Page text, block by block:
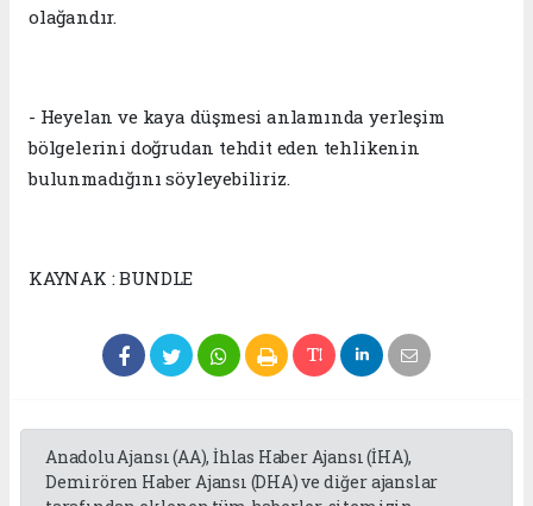
olağandır.
- Heyelan ve kaya düşmesi anlamında yerleşim
bölgelerini doğrudan tehdit eden tehlikenin
bulunmadığını söyleyebiliriz.
KAYNAK : BUNDLE
Anadolu Ajansı (AA), İhlas Haber Ajansı (İHA),
Demirören Haber Ajansı (DHA) ve diğer ajanslar